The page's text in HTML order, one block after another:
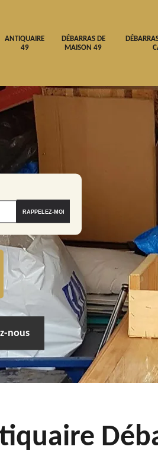
ANTIQUAIRE
49
DÉBARRAS DE
MAISON 49
nous